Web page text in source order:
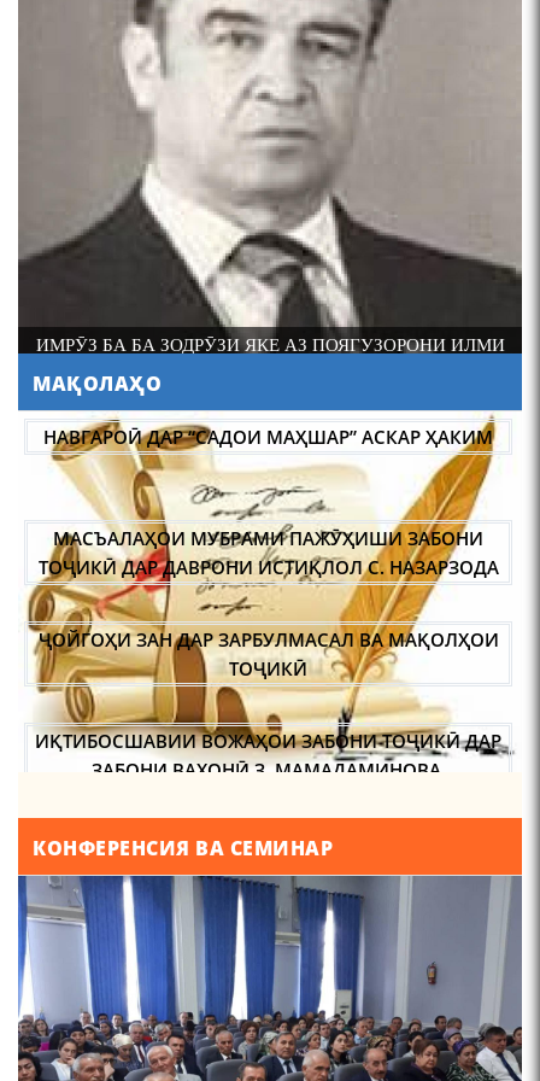
ИМРӮЗ БА БА ЗОДРӮЗИ ЯКЕ АЗ ПОЯГУЗОРОНИ ИЛМИ
АМОНОВ САД СОЛ ПУР ШУД.
МАҚОЛАҲО
НАВГАРОӢ ДАР “САДОИ МАҲШАР” АСКАР ҲАКИМ
МАСЪАЛАҲОИ МУБРАМИ ПАЖӮҲИШИ ЗАБОНИ
ТОҶИКӢ ДАР ДАВРОНИ ИСТИҚЛОЛ С. НАЗАРЗОДА
ҶОЙГОҲИ ЗАН ДАР ЗАРБУЛМАСАЛ ВА МАҚОЛҲОИ
ТОҶИКӢ
ИҚТИБОСШАВИИ ВОЖАҲОИ ЗАБОНИ ТОҶИКӢ ДАР
ЗАБОНИ ВАХОНӢ З. МАМАДАМИНОВА.
ТАҲҚИҚ ВА РАМЗКУШОИИ БАРХЕ АЗ ВОЖАҲОИ
ҶУҒРОФИИ ВАРЗОБ (ДАР АСОСИ МАВОДИ
ЗАБОНҲОИ ШАРҚИИ ЭРОНӢ) МИРЗОЕВ
САЙФИДДИН ҶАБОРОВИЧ.
ШИНОХТ ДАР ЗАМИНАИ ЭЪТИҚОД ВА ЭЪТИРОФ
ФИРДАВСӢ ВА ДАҚИҚӢ
КОНФЕРЕНСИЯ ВА СЕМИНАР